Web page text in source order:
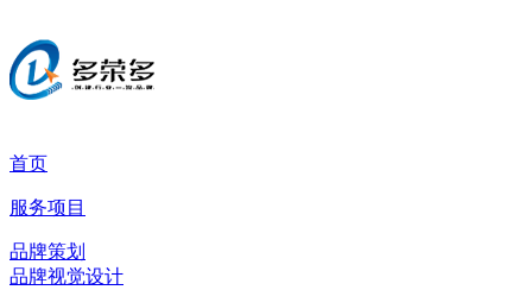
首页
服务项目
品牌策划
品牌视觉设计